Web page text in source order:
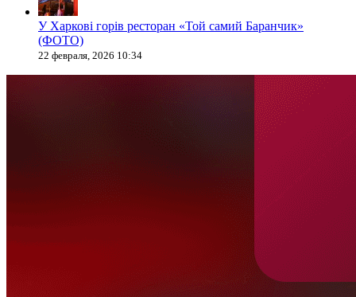
У Харкові горів ресторан «Той самий Баранчик»
(ФОТО)
22 февраля, 2026 10:34